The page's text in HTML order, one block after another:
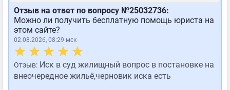
Отзыв на ответ по вопросу №25032736:
Можно ли получить бесплатную помощь юриста на
этом сайте?
02.08.2026, 08:29 мск
Отзыв: Иск в суд жилищный вопрос в постановке на
внеочередное жильё,черновик иска есть